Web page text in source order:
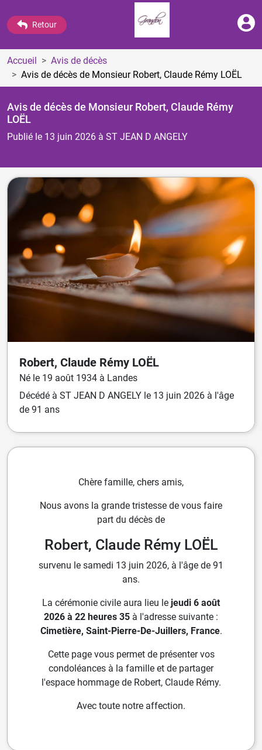
Retour
Accueil
Avis de décès
Avis de décès de Monsieur Robert, Claude Rémy LOËL
Avis de décès de Monsieur Robert, Claude Rémy
LOËL
Publié le 13 juin 2026 à ST JEAN D ANGELY
Robert, Claude Rémy LOËL
Né le 19 août 1934 à Landes
Décédé à ST JEAN D ANGELY le 13 juin 2026 à l'âge
de 91 ans
Chère famille, chers amis,
Nous avons la grande tristesse de vous faire
part du décès de
Robert, Claude Rémy LOËL
survenu le samedi 13 juin 2026, à l'âge de 91
ans.
La cérémonie civile aura lieu le jeudi 6 août
2026 à 22 heures 35 à l'adresse suivante :
Cimetière, Saint-Pierre-De-Juillers, France.
Cette page vous permet de présenter vos
condoléances à la famille et de partager
l'espace hommage de Robert, Claude Rémy.
Avec toute notre affection.